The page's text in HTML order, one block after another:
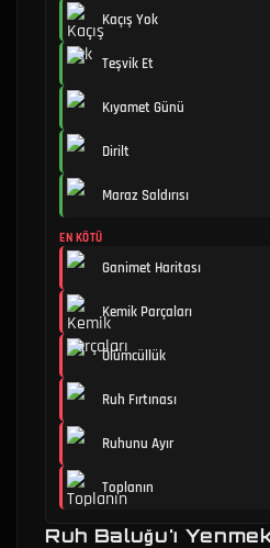
Kaçış Yok
Teşvik Et
Kıyamet Günü
Dirilt
Maraz Saldırısı
EN KÖTÜ
Ganimet Haritası
Kemik Parçaları
Ölümcüllük
Ruh Fırtınası
Ruhunu Ayır
Toplanın
Ruh Baluğu'ı